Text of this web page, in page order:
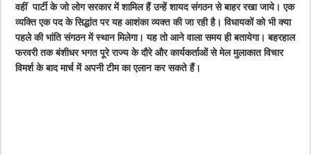
वहीं पार्टी के जो लोग सरकार में शामिल हैं उन्हें शायद संगठन से बाहर रखा जाये। एक
व्यक्ति एक पद के सिद्धांत पर यह आशंका व्यक्त की जा रही है। विधायकों को भी क्या
पहले की भांति संगठन में स्थान मिलेगा। यह तो आने वाला समय ही बतायेगा। बहरहाल
फरवरी तक बंशीधर भगत पूरे राज्य के दौरे और कार्यकर्ताओं से मेल मुलाकात विचार
विमर्श के बाद मार्च में अपनी टीम का एलान कर सकते हैं।